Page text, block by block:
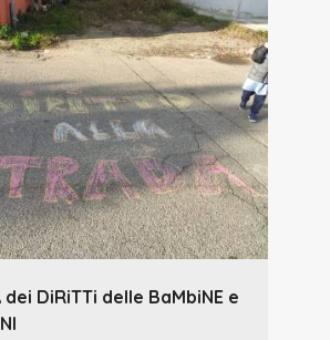
dei DiRiTTi delle BaMbiNE e